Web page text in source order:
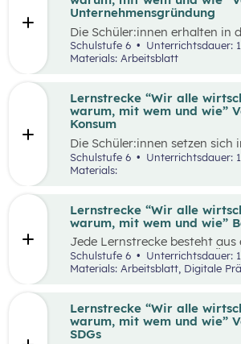
Runde zu Runde verbessern.
Unternehmensgründung
Die Schüler:innen erhalten in
Gedankenexperiment die
Unternehmen unter
Business Model Canvas,
erfüllen wollen und treffen
Entscheidungen. Die Idee
Schulstufe 6 Unterrichtsdauer:
Materials: Arbeitsblatt
Lernstrecke “Wir alle
warum, mit wem und wie”
Konsum
Die Schüler:innen setzen sich
Unterrichtsszenario mit
auseinander. Sie
Schulstufe 6 Unterrichtsdauer:
Materials:
Lernstrecke “Wir alle
warum, mit wem und wie”
Jede Lernstrecke besteht
welches dazu dient einen
jeweilige Lernstrecke zu
Wissen und entwickeln
Einstellungen und
sie in ökonomisch geprägten
Schulstufe 6 Unterrichtsdauer:
Materials: Arbeitsblatt, Digitale
Lernstrecke “Wir alle
warum, mit wem und wie”
SDGs